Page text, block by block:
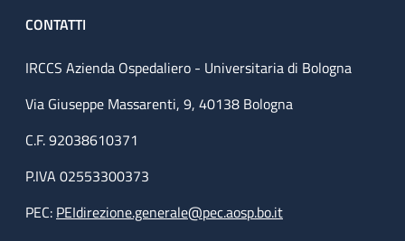
CONTATTI
IRCCS Azienda Ospedaliero - Universitaria di Bologna
Via Giuseppe Massarenti, 9, 40138 Bologna
C.F. 92038610371
P.IVA 02553300373
PEC: PEIdirezione.generale@pec.aosp.bo.it